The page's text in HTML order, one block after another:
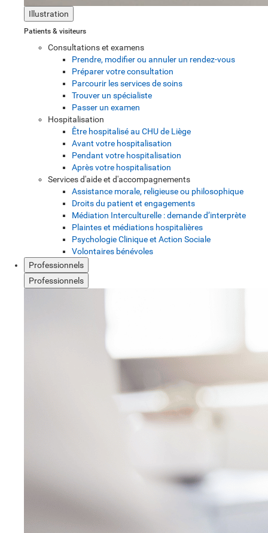
Illustration
Patients & visiteurs
Consultations et examens
Prendre, modifier ou annuler un rendez-vous
Préparer votre consultation
Parcourir les services de soins
Trouver un spécialiste
Passer un examen
Hospitalisation
Être hospitalisé au CHU de Liège
Avant votre hospitalisation
Pendant votre hospitalisation
Après votre hospitalisation
Services d'aide et d'accompagnements
Assistance morale, religieuse ou philosophique
Droits du patient et engagements
Médiation Interculturelle : demande d’interprète
Plaintes et médiations hospitalières
Psychologie Clinique et Action Sociale
Volontaires bénévoles
Professionnels
Professionnels